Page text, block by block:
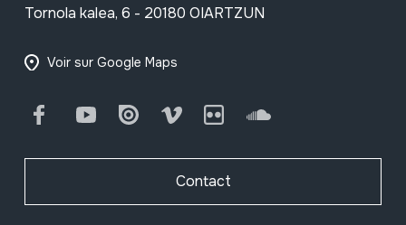
Tornola kalea, 6 - 20180 OIARTZUN
Voir sur Google Maps
FacebookYoutube Issuu Vimeo Flickr SoundCloud
Contact